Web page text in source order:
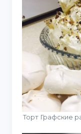
Торт Графские